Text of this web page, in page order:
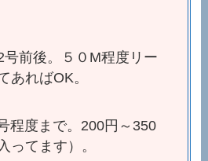
号前後。５０M程度リー
あればOK。
程度まで。200円～350
ってます）。